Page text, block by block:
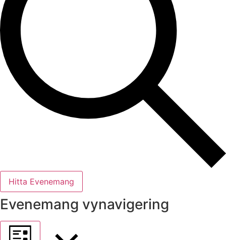
Hitta Evenemang
Evenemang vynavigering